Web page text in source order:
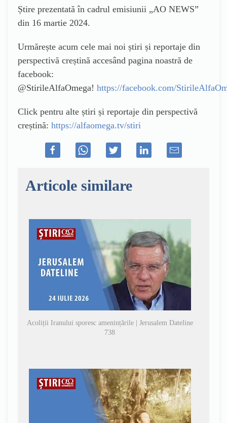
Știre prezentată în cadrul emisiunii „AO NEWS”
din 16 martie 2024.
Urmărește acum cele mai noi știri și reportaje din
perspectivă creștină accesând pagina noastră de
facebook:
@StirileAlfaOmega! https://facebook.com/
Click pentru alte știri și reportaje din perspectivă
creștină: https://alfaomega.tv/stiri
Articole similare
Acoliții Iranului sporesc amenințările | Jerusalem Dateline
738